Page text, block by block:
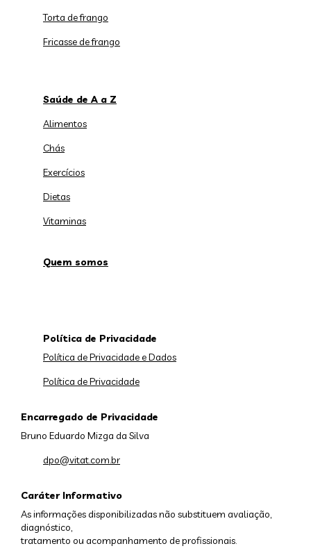
Torta de frango
Fricasse de frango
Saúde de A a Z
Alimentos
Chás
Exercícios
Dietas
Vitaminas
Quem somos
Caráter Informativo
As informações disponibilizadas não substituem avaliação,
diagnóstico,
tratamento ou acompanhamento de profissionais.
Política de Privacidade
Política de Privacidade e Dados
Política de Privacidade
Encarregado de Privacidade
Bruno Eduardo Mizga da Silva
dpo@vitat.com.br